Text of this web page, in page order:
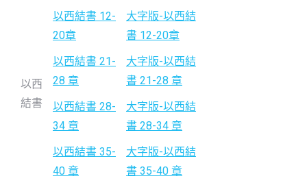
以西
結書
以西結書 12-
20章
以西結書 21-
28 章
以西結書 28-
34 章
以西結書 35-
40 章
大字版-以西結
書 12-20章
大字版-以西結
書 21-28 章
大字版-以西結
書 28-34 章
大字版-以西結
書 35-40 章